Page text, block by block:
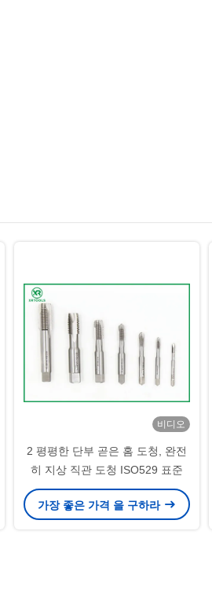
비디오
2 평평한 단부 곧은 홈 도청, 완전
히 지상 직관 도청 ISO529 표준
가장 좋은 가격 을 구하라